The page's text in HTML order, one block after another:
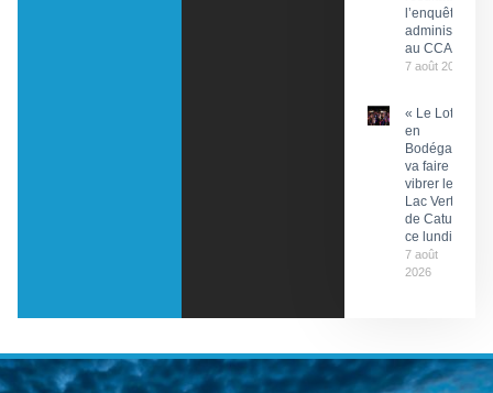
l’enquête
administrative
au CCAS
7 août 2026
« Le Lot
en
Bodéga »
va faire
vibrer le
Lac Vert
de Catus
ce lundi
7 août
2026